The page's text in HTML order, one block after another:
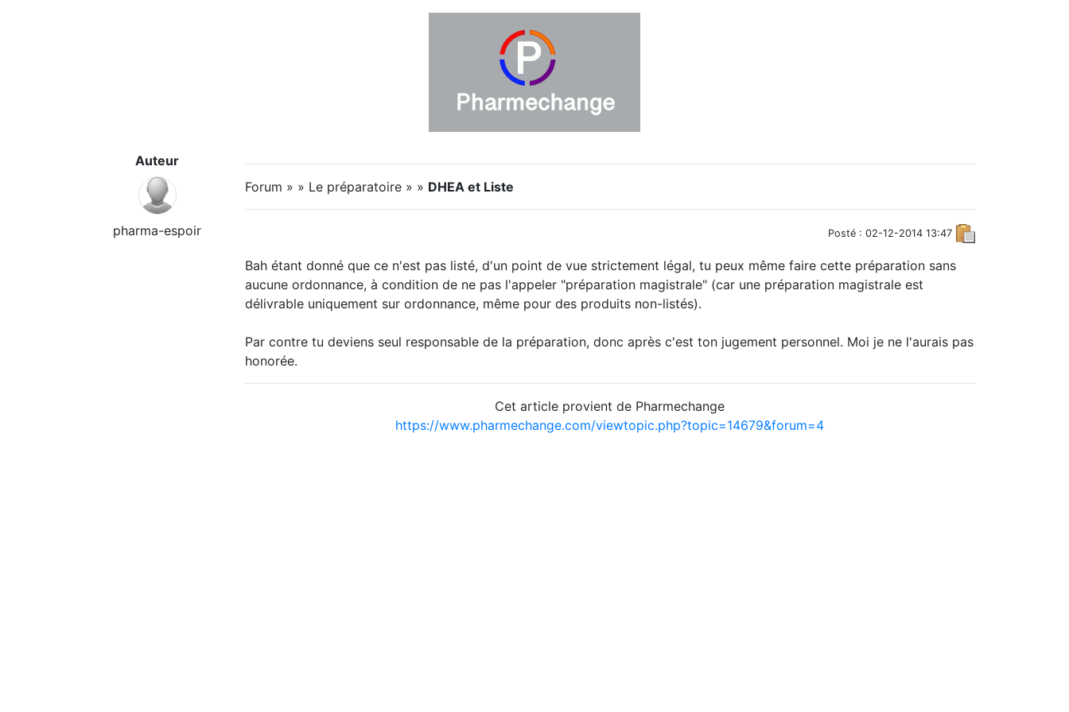
Auteur
pharma-espoir
Forum » » Le préparatoire » » DHEA et Liste
Posté : 02-12-2014 13:47
Bah étant donné que ce n'est pas listé, d'un point de vue strictement légal, tu peux même faire cette préparation sans
aucune ordonnance, à condition de ne pas l'appeler "préparation magistrale" (car une préparation magistrale est
délivrable uniquement sur ordonnance, même pour des produits non-listés).
Par contre tu deviens seul responsable de la préparation, donc après c'est ton jugement personnel. Moi je ne l'aurais pas
honorée.
Cet article provient de Pharmechange
https://www.pharmechange.com/viewtopic.php?topic=14679&forum=4